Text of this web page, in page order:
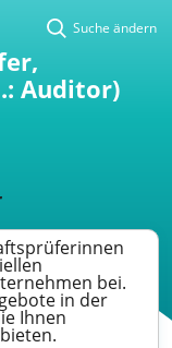
Suche ändern
Auditor)
bei.
in der
Ihnen